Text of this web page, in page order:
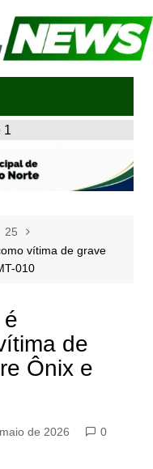
1
25
vítima de grave
010
de
Ônix e
de 2026
0